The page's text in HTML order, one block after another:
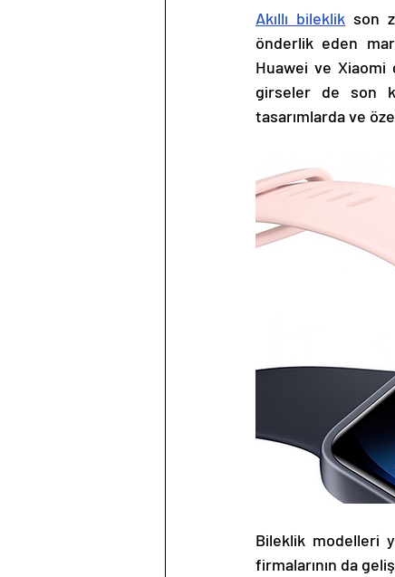
Akıllı bileklik son
önderlik eden
Huawei ve
girseler de son
tasarımlarda ve
Bileklik modelleri
firmalarının da